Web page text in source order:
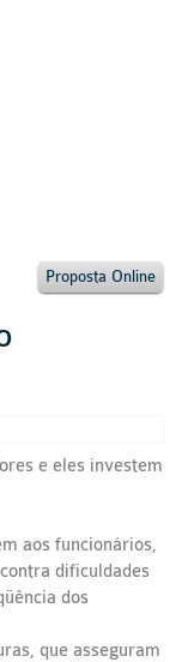
Proposta Online
e eles investem
aos funcionários,
dificuldades
dos
que asseguram